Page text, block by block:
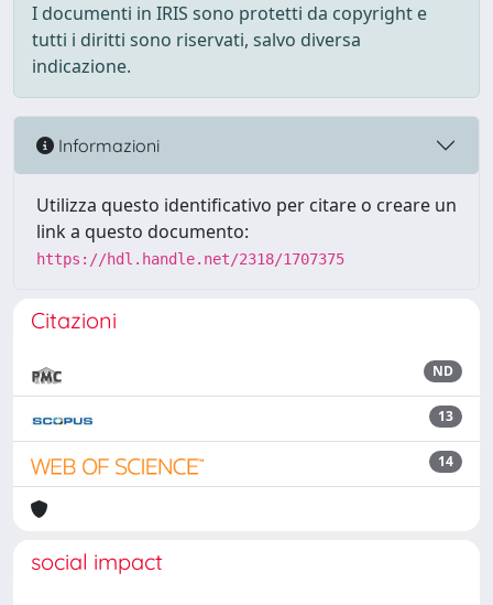
I documenti in IRIS sono protetti da copyright e
tutti i diritti sono riservati, salvo diversa
indicazione.
Informazioni
Utilizza questo identificativo per citare o creare un
link a questo documento:
https://hdl.handle.net/2318/1707375
Citazioni
ND
13
14
social impact